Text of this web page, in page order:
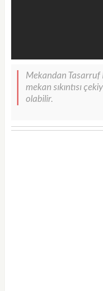
Mekandan Tasarruf
mekan sıkıntısı
olabilir.